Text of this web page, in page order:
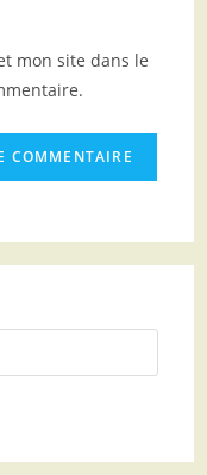
mon site dans le